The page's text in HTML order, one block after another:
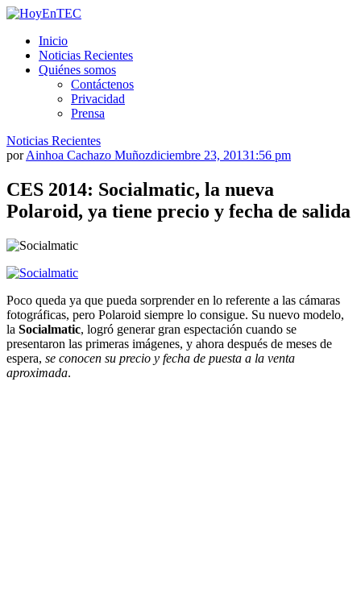
Saltar
contenido.
Inicio
Noticias Recientes
Quiénes somos
Contáctenos
Privacidad
Prensa
Noticias Recientes
porAinhoa Cachazo Muñozdiciembre 23, 20131:56 pm
CES 2014: Socialmatic, la nueva
Polaroid, ya tiene precio y fecha de salida
Poco queda ya que pueda sorprender en lo referente a las cámaras
fotográficas, pero Polaroid siempre lo consigue. Su nuevo modelo,
la Socialmatic, logró generar gran espectación cuando se
presentaron las primeras imágenes, y ahora después de meses de
espera, se conocen su precio y fecha de puesta a la venta
aproximada.